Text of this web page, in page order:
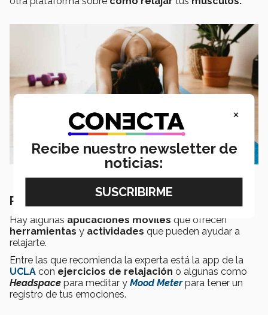
Puedes usar apps de relajación
Hay algunas aplicaciones móviles que ofrecen
herramientas y actividades que pueden ayudar a
relajarte.
Entre las que recomienda la experta está la app de la
UCLA con ejercicios de relajación o algunas como
Headspace para meditar y Mood Meterpara tener un
registro de tus emociones.
×
Recibe nuestro newsletter de
noticias: